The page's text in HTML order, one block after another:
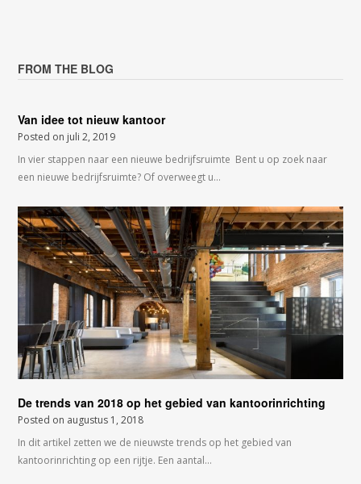
FROM THE BLOG
Van idee tot nieuw kantoor
Posted on juli 2, 2019
In vier stappen naar een nieuwe bedrijfsruimte Bent u op zoek naar
een nieuwe bedrijfsruimte? Of overweegt u…
De trends van 2018 op het gebied van kantoorinrichting
Posted on augustus 1, 2018
In dit artikel zetten we de nieuwste trends op het gebied van
kantoorinrichting op een rijtje. Een aantal…